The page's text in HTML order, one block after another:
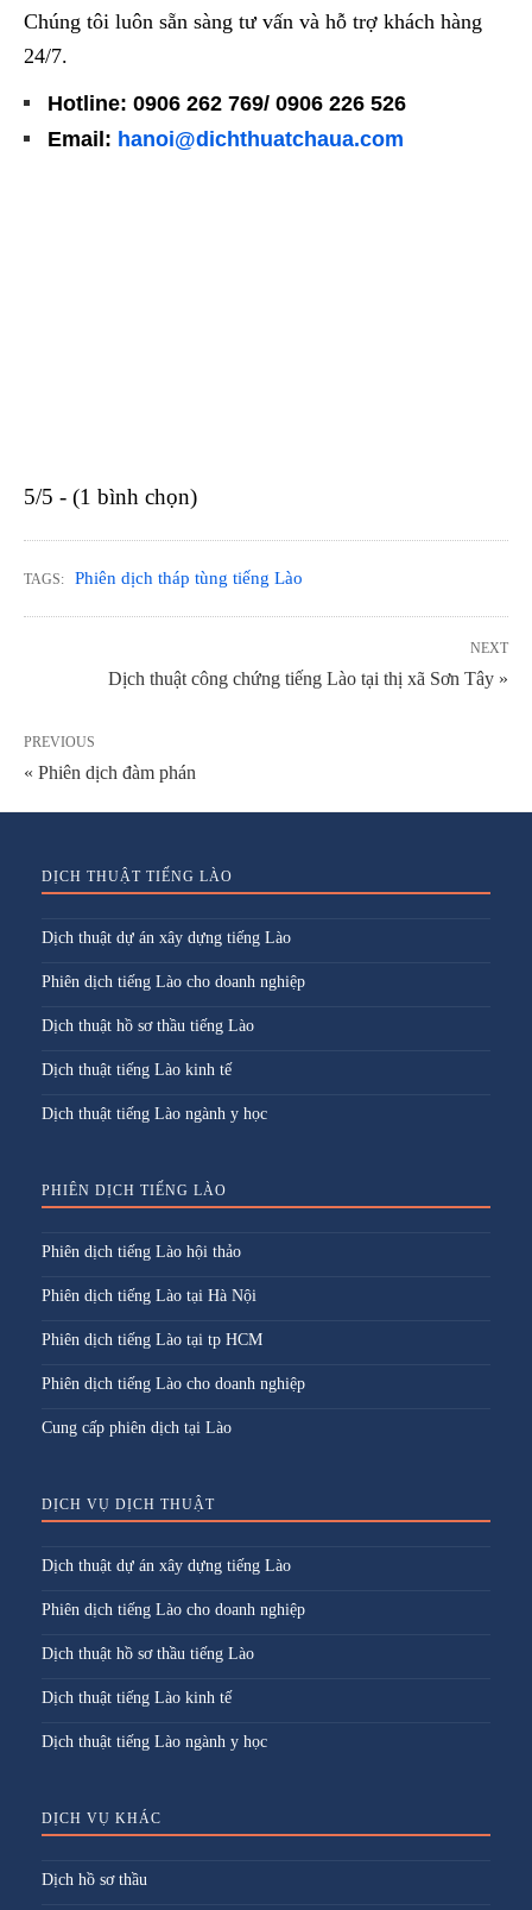
Chúng tôi luôn sẵn sàng tư vấn và hỗ trợ khách hàng
24/7.
Hotline: 0906 262 769/ 0906 226 526
Email: hanoi@dichthuatchaua.com
5/5 - (1 bình chọn)
TAGS: Phiên dịch tháp tùng tiếng Lào
NEXT
Dịch thuật công chứng tiếng Lào tại thị xã Sơn Tây »
PREVIOUS
« Phiên dịch đàm phán
DỊCH THUẬT TIẾNG LÀO
Dịch thuật dự án xây dựng tiếng Lào
Phiên dịch tiếng Lào cho doanh nghiệp
Dịch thuật hồ sơ thầu tiếng Lào
Dịch thuật tiếng Lào kinh tế
Dịch thuật tiếng Lào ngành y học
PHIÊN DỊCH TIẾNG LÀO
Phiên dịch tiếng Lào hội thảo
Phiên dịch tiếng Lào tại Hà Nội
Phiên dịch tiếng Lào tại tp HCM
Phiên dịch tiếng Lào cho doanh nghiệp
Cung cấp phiên dịch tại Lào
DỊCH VỤ DỊCH THUẬT
Dịch thuật dự án xây dựng tiếng Lào
Phiên dịch tiếng Lào cho doanh nghiệp
Dịch thuật hồ sơ thầu tiếng Lào
Dịch thuật tiếng Lào kinh tế
Dịch thuật tiếng Lào ngành y học
DỊCH VỤ KHÁC
Dịch hồ sơ thầu